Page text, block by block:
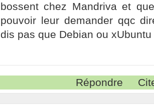
bossent chez Mandriva et
pouvoir leur demander qqc
dis pas que Debian ou
Répondre